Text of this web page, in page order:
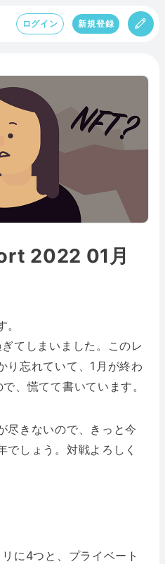
ログイン 新規登録
2022 01月
てしまいました。このレ
り忘れていて、1月が終わ
、慌てて書いています。
尽きないので、きっと今
でしょう。対戦よろしく
に4つと、プライベート